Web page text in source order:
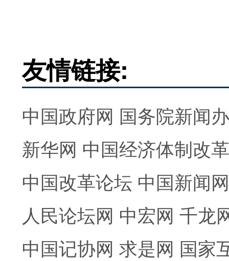
友情链接:
中国政府网 国务院新闻
新华网 中国经济体制改
中国改革论坛 中国新闻网
人民论坛网 中宏网 千龙
中国记协网 求是网 国家